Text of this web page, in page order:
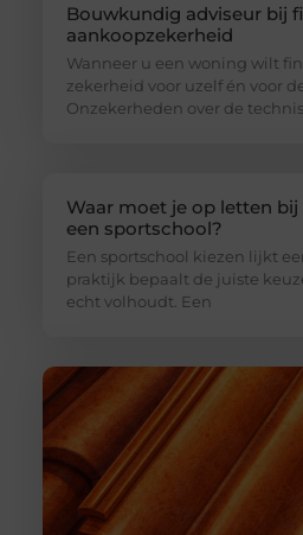
Bouwkundig adviseur bij
aankoopzekerheid
Wanneer u een woning wilt
zekerheid voor uzelf én voor
Onzekerheden over de
Waar moet je op letten bij
een sportschool?
Een sportschool kiezen lijkt
praktijk bepaalt de juiste
echt volhoudt. Een